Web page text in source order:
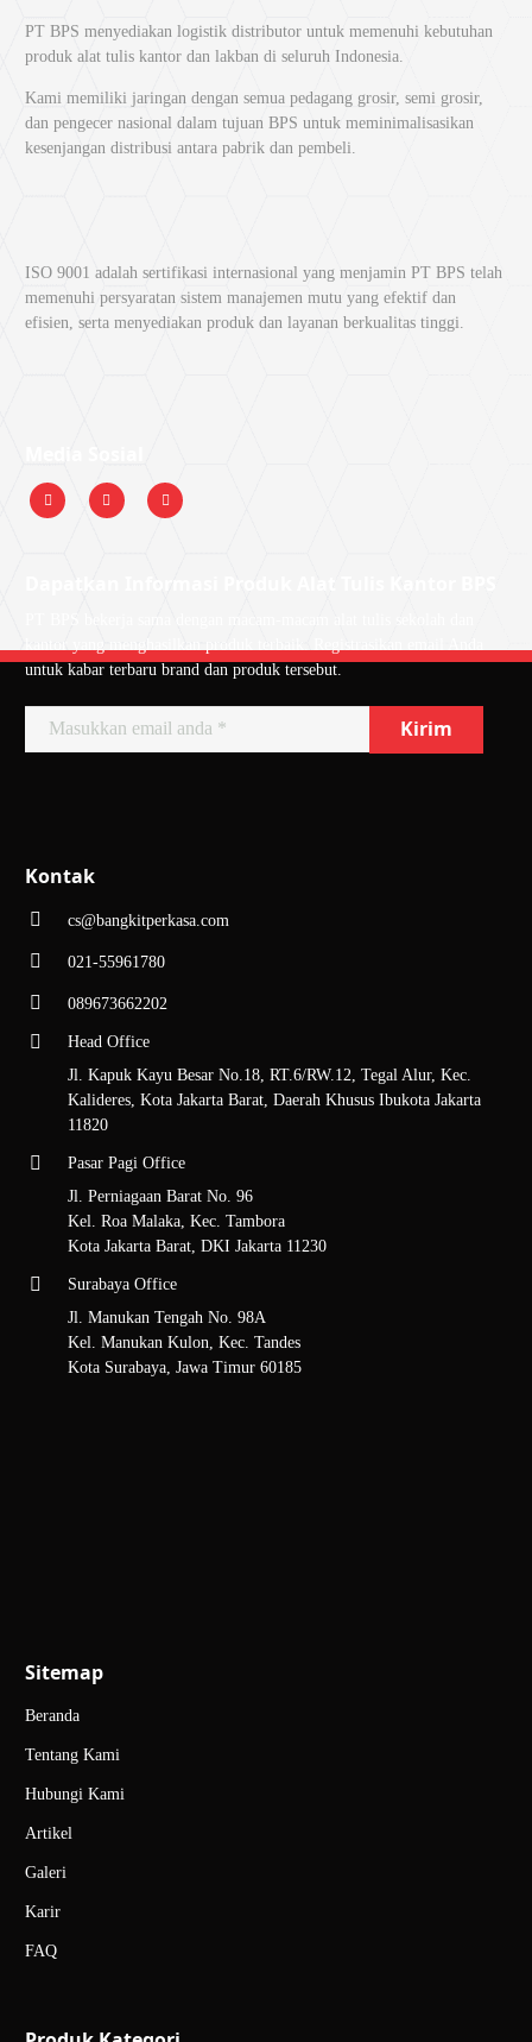
PT BPS menyediakan logistik distributor untuk memenuhi kebutuhan
produk alat tulis kantor dan lakban di seluruh Indonesia.
Kami memiliki jaringan dengan semua pedagang grosir, semi grosir,
dan pengecer nasional dalam tujuan BPS untuk meminimalisasikan
kesenjangan distribusi antara pabrik dan pembeli.
ISO 9001 adalah sertifikasi internasional yang menjamin PT BPS telah
memenuhi persyaratan sistem manajemen mutu yang efektif dan
efisien, serta menyediakan produk dan layanan berkualitas tinggi.
untuk kabar terbaru brand dan produk tersebut.
Kontak
cs@bangkitperkasa.com
021-55961780
089673662202
Head Office
Jl. Kapuk Kayu Besar No.18, RT.6/RW.12, Tegal Alur, Kec.
Kalideres, Kota Jakarta Barat, Daerah Khusus Ibukota Jakarta
11820
Pasar Pagi Office
Jl. Perniagaan Barat No. 96
Kel. Roa Malaka, Kec. Tambora
Kota Jakarta Barat, DKI Jakarta 11230
Surabaya Office
Jl. Manukan Tengah No. 98A
Kel. Manukan Kulon, Kec. Tandes
Kota Surabaya, Jawa Timur 60185
Sitemap
Beranda
Tentang Kami
Hubungi Kami
Artikel
Galeri
Karir
FAQ